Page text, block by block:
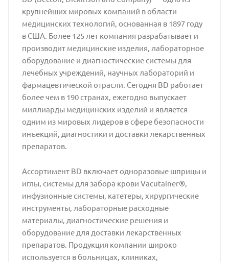
крупнейших мировых компаний в области
медицинских технологий, основанная в 1897 году
в США. Более 125 лет компания разрабатывает и
производит медицинские изделия, лабораторное
оборудование и диагностические системы для
лечебных учреждений, научных лабораторий и
фармацевтической отрасли. Сегодня BD работает
более чем в 190 странах, ежегодно выпускает
миллиарды медицинских изделий и является
одним из мировых лидеров в сфере безопасности
инъекций, диагностики и доставки лекарственных
препаратов.
Ассортимент BD включает одноразовые шприцы и
иглы, системы для забора крови Vacutainer®,
инфузионные системы, катетеры, хирургические
инструменты, лабораторные расходные
материалы, диагностические решения и
оборудование для доставки лекарственных
препаратов. Продукция компании широко
используется в больницах, клиниках,